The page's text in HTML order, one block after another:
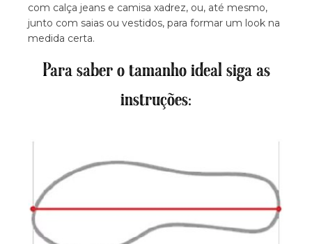
com calça jeans e camisa xadrez, ou, até mesmo,
junto com saias ou vestidos, para formar um look na
medida certa.
Para saber o tamanho ideal siga as
instruções: